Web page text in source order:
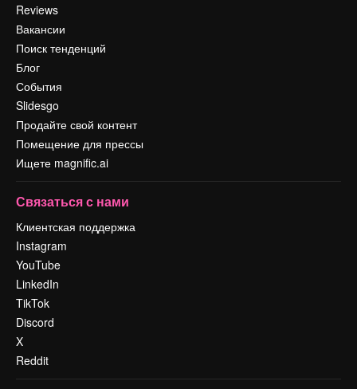
Reviews
Вакансии
Поиск тенденций
Блог
События
Slidesgo
Продайте свой контент
Помещение для прессы
Ищете magnific.ai
Связаться с нами
Клиентская поддержка
Instagram
YouTube
LinkedIn
TikTok
Discord
X
Reddit